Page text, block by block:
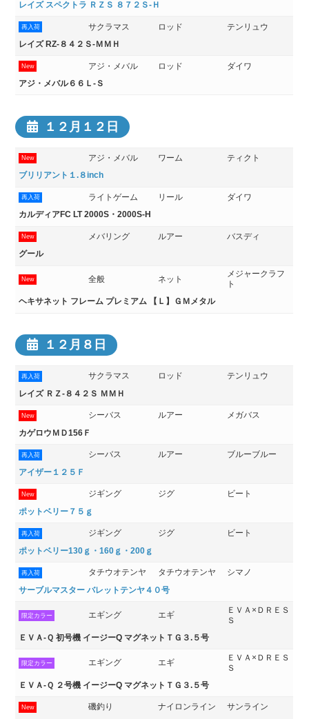
レイズ スペクトラ ＲＺＳ ８７２Ｓ-Ｈ
再入荷 サクラマス ロッド テンリュウ
レイズ RZ-８４２Ｓ-ＭＭＨ
New アジ・メバル ロッド ダイワ
アジ・メバル６６Ｌ-Ｓ
１２月１２日
New アジ・メバル ワーム ティクト
ブリリアント１.８inch
再入荷 ライトゲーム リール ダイワ
カルディアFC LT 2000S・2000S-H
New メバリング ルアー バスディ
グール
New 全般 ネット
メジャークラフ
ト
ヘキサネット フレーム プレミアム 【Ｌ】ＧＭメタル
１２月８日
再入荷 サクラマス ロッド テンリュウ
レイズ ＲＺ-８４２Ｓ ＭＭＨ
New シーバス ルアー メガバス
カゲロウＭＤ156Ｆ
再入荷 シーバス ルアー ブルーブルー
アイザー１２５Ｆ
New ジギング ジグ ビート
ポットベリー７５ｇ
再入荷 ジギング ジグ ビート
ポットベリー130ｇ・160ｇ・200ｇ
再入荷 タチウオテンヤ タチウオテンヤ シマノ
サーブルマスター バレットテンヤ４０号
限定カラー エギング エギ
ＥＶＡ×ＤＲＥＳ
Ｓ
ＥＶＡ-Ｑ 初号機 イージーQ マグネットＴＧ３.５号
限定カラー エギング エギ
ＥＶＡ×ＤＲＥＳ
Ｓ
ＥＶＡ-Ｑ ２号機 イージーQ マグネットＴＧ３.５号
New 磯釣り ナイロンライン サンライン